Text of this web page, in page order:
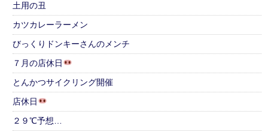
土用の丑
カツカレーラーメン
びっくりドンキーさんのメンチ
７月の店休日
とんかつサイクリング開催
店休日
２９℃予想…